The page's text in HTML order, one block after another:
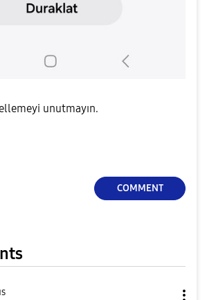
unutmayın.
COMMENT